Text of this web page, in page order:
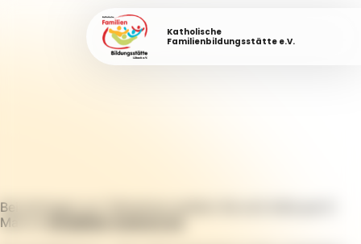
Katholische
Familienbildungsstätte e.V.
Bei Anfragen zur Teilnahme melden Sie sich bitte per E-
Mail an